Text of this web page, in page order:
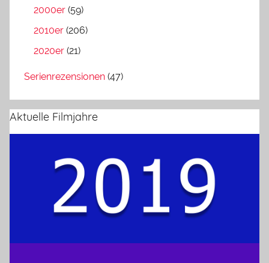
2000er (59)
2010er (206)
2020er (21)
Serienrezensionen (47)
Aktuelle Filmjahre